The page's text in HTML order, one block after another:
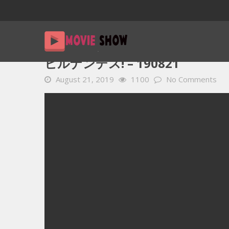
Home
ヒルナンデス! – 190821
August 21, 2019 1100 No Comments